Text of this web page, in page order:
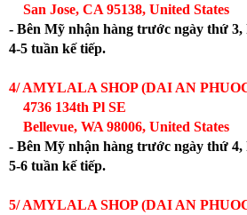
San Jose, CA 95138, United States
- Bên Mỹ nhận hàng trước ngày thứ 3,
4-5 tuần kế tiếp.
4/ AMYLALA SHOP (DAI AN
4736 134th Pl SE
Bellevue, WA 98006, United States
- Bên Mỹ nhận hàng trước ngày thứ 4,
5-6 tuần kế tiếp.
5/ AMYLALA SHOP (DAI AN